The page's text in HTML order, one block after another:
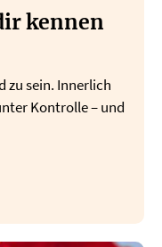
kennen
zu sein. Innerlich
Kontrolle – und